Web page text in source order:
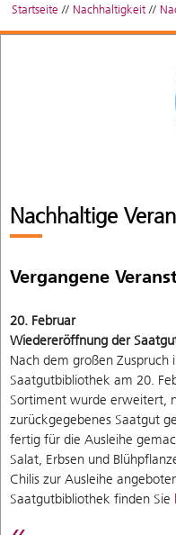
Startseite // Nachhaltigkeit //
Nachhaltige
Vergangene
20. Februar
Wiedereröffnung der
Nach dem großen Zuspruch
Saatgutbibliothek am 20.
Sortiment wurde erweitert,
zurückgegebenes Saatgut
fertig für die Ausleihe
Salat, Erbsen und
Chilis zur Ausleihe
Saatgutbibliothek finden Sie